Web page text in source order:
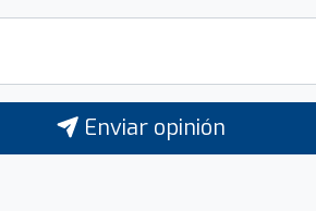
Enviar opinión